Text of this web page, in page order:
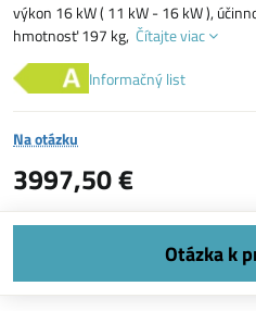
výkon 16 kW ( 11 kW - 16 kW ),
hmotnosť 197 kg, Čítajte viac
Informačný list
Na otázku
3997,50 €